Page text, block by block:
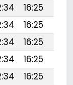
16:25
16:25
16:25
16:25
16:25